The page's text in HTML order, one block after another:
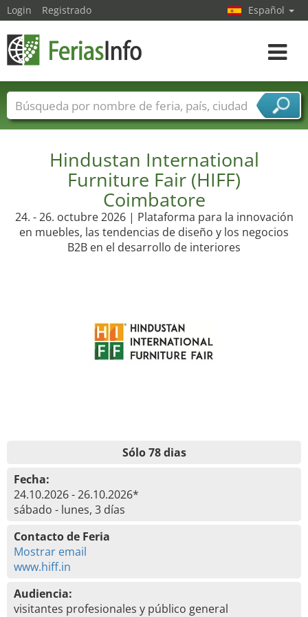
Hindustan International
Furniture Fair (HIFF)
Coimbatore
24. - 26. octubre 2026 | Plataforma para la innovación
en muebles, las tendencias de diseño y los negocios
B2B en el desarrollo de interiores
Sólo 78 dias
Fecha:
24.10.2026 - 26.10.2026*
sábado - lunes, 3 días
Contacto de Feria
Mostrar email
www.hiff.in
Audiencia:
visitantes profesionales y público general
Login Registrado Español
toggle
Nombres de ferias Países
Ciudades
Sectores de proveedor de servicios